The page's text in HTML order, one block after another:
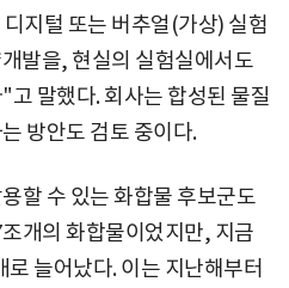
지털 또는 버추얼(가상) 실험
발을, 현실의 실험실에서도
말했다. 회사는 합성된 물질
방안도 검토 중이다.
할 수 있는 화합물 후보군도
개의 화합물이었지만, 지금
늘어났다. 이는 지난해부터